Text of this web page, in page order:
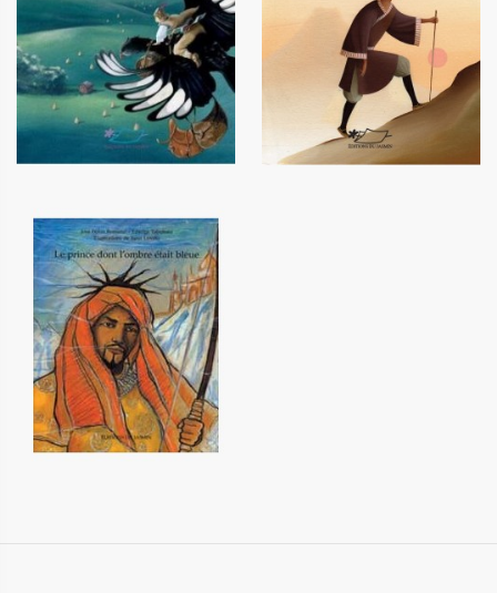
Contes roumains du
Maramures
14,90 €
Contes du Japon
12,90 €
Le prince dont l'ombre était
bleue
12,20 €